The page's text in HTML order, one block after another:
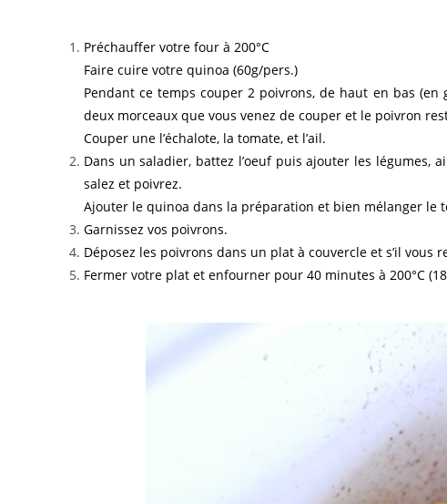
Préchauffer votre four à 200°C
Faire cuire votre quinoa (60g/pers.)
Pendant ce temps couper 2 poivrons, de haut en bas
deux morceaux que vous venez de couper et le poivron
Couper une l’échalote, la tomate, et l’ail.
Dans un saladier, battez l’oeuf puis ajouter les légumes,
salez et poivrez.
Ajouter le quinoa dans la préparation et bien mélanger le
Garnissez vos poivrons.
Déposez les poivrons dans un plat à couvercle et s’il
Fermer votre plat et enfourner pour 40 minutes à 200°C